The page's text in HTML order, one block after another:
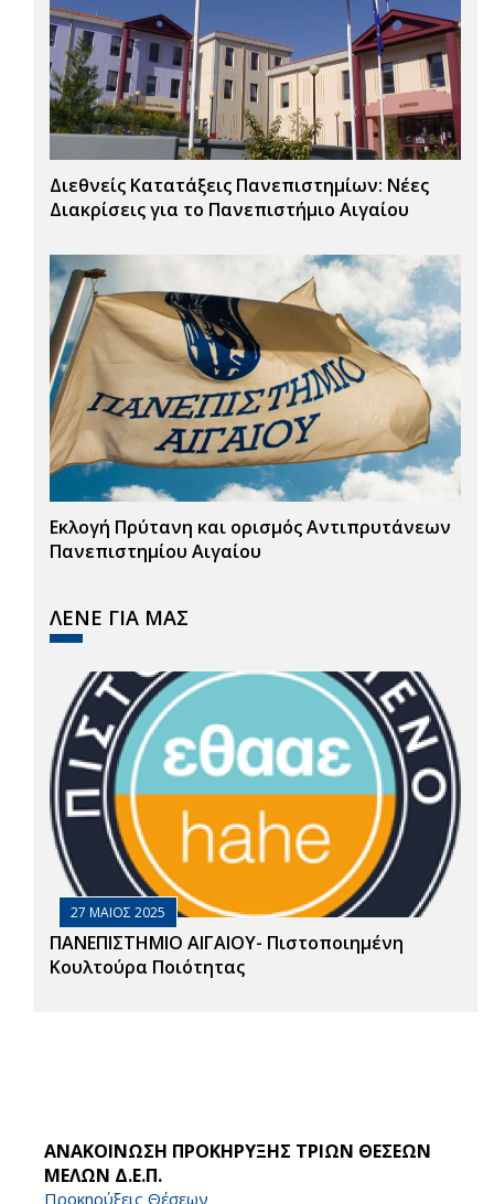
Διεθνείς Κατατάξεις Πανεπιστημίων: Νέες
Διακρίσεις για το Πανεπιστήμιο Αιγαίου
Εκλογή Πρύτανη και ορισμός Αντιπρυτάνεων
Πανεπιστημίου Αιγαίου
ΛΕΝΕ ΓΙΑ ΜΑΣ
27 ΜΑΙΟΣ 2025
ΠΑΝΕΠΙΣΤΗΜΙΟ ΑΙΓΑΙΟΥ- Πιστοποιημένη
Κουλτούρα Ποιότητας
ΑΝΑΚΟΙΝΩΣΗ ΠΡΟΚΗΡΥΞΗΣ ΤΡΙΩΝ ΘΕΣΕΩΝ
ΜΕΛΩΝ Δ.Ε.Π.
Προκηρύξεις Θέσεων